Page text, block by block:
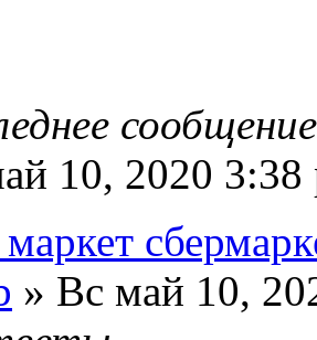
10, 2020 3:38
» Вс май 10,